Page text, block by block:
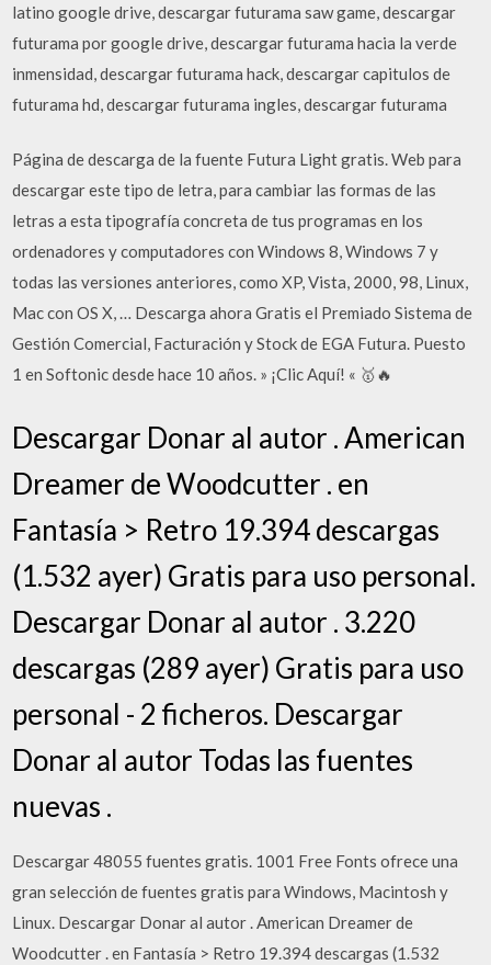
latino google drive, descargar futurama saw game, descargar
futurama por google drive, descargar futurama hacia la verde
inmensidad, descargar futurama hack, descargar capitulos de
futurama hd, descargar futurama ingles, descargar futurama
Página de descarga de la fuente Futura Light gratis. Web para
descargar este tipo de letra, para cambiar las formas de las
letras a esta tipografía concreta de tus programas en los
ordenadores y computadores con Windows 8, Windows 7 y
todas las versiones anteriores, como XP, Vista, 2000, 98, Linux,
Mac con OS X, … Descarga ahora Gratis el Premiado Sistema de
Gestión Comercial, Facturación y Stock de EGA Futura. Puesto
1 en Softonic desde hace 10 años. » ¡Clic Aquí! « 🥇🔥
Descargar Donar al autor . American
Dreamer de Woodcutter . en
Fantasía > Retro 19.394 descargas
(1.532 ayer) Gratis para uso personal.
Descargar Donar al autor . 3.220
descargas (289 ayer) Gratis para uso
personal - 2 ficheros. Descargar
Donar al autor Todas las fuentes
nuevas .
Descargar 48055 fuentes gratis. 1001 Free Fonts ofrece una
gran selección de fuentes gratis para Windows, Macintosh y
Linux. Descargar Donar al autor . American Dreamer de
Woodcutter . en Fantasía > Retro 19.394 descargas (1.532